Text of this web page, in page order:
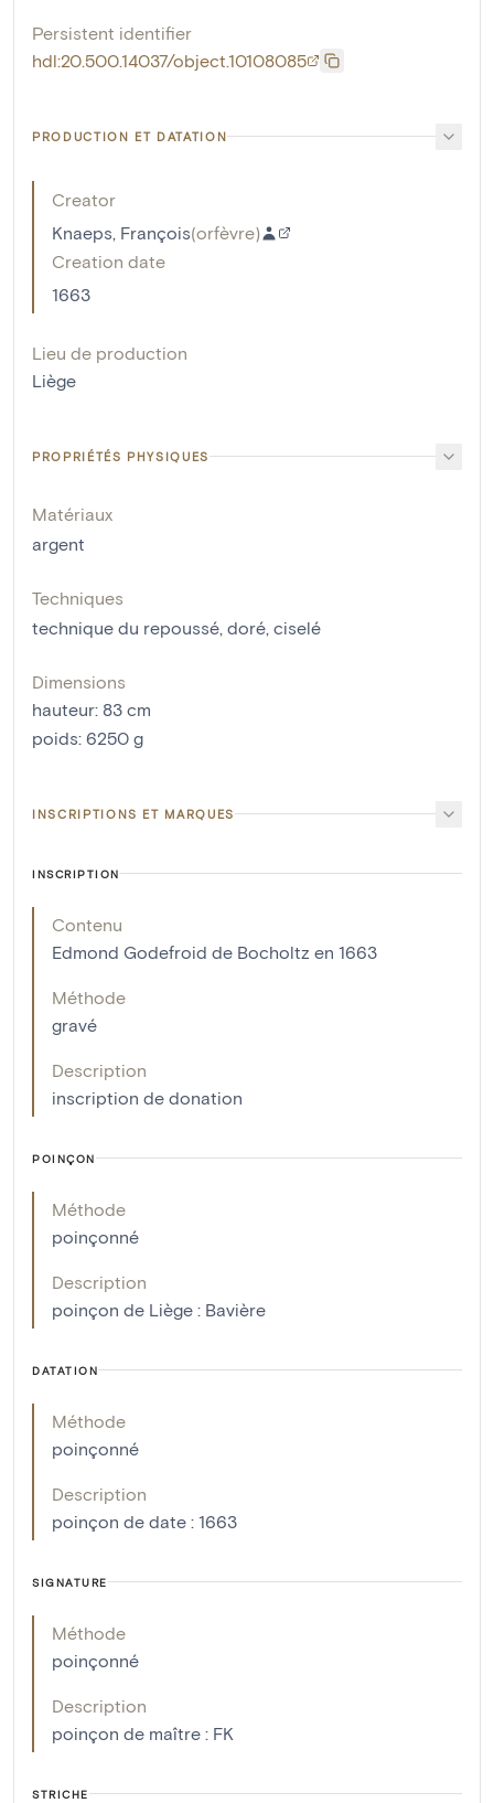
Persistent identifier
hdl:20.500.14037/object.10108085
PRODUCTION ET DATATION
Creator
Knaeps, François(orfèvre)
Creation date
1663
Lieu de production
Liège
PROPRIÉTÉS PHYSIQUES
Matériaux
argent
Techniques
technique du repoussé doré ciselé
Dimensions
hauteur: 83 cm
poids: 6250 g
INSCRIPTIONS ET MARQUES
INSCRIPTION
Contenu
Edmond Godefroid de Bocholtz en 1663
Méthode
gravé
Description
inscription de donation
POINÇON
Méthode
poinçonné
Description
poinçon de Liège : Bavière
DATATION
Méthode
poinçonné
Description
poinçon de date : 1663
SIGNATURE
Méthode
poinçonné
Description
poinçon de maître : FK
STRICHE